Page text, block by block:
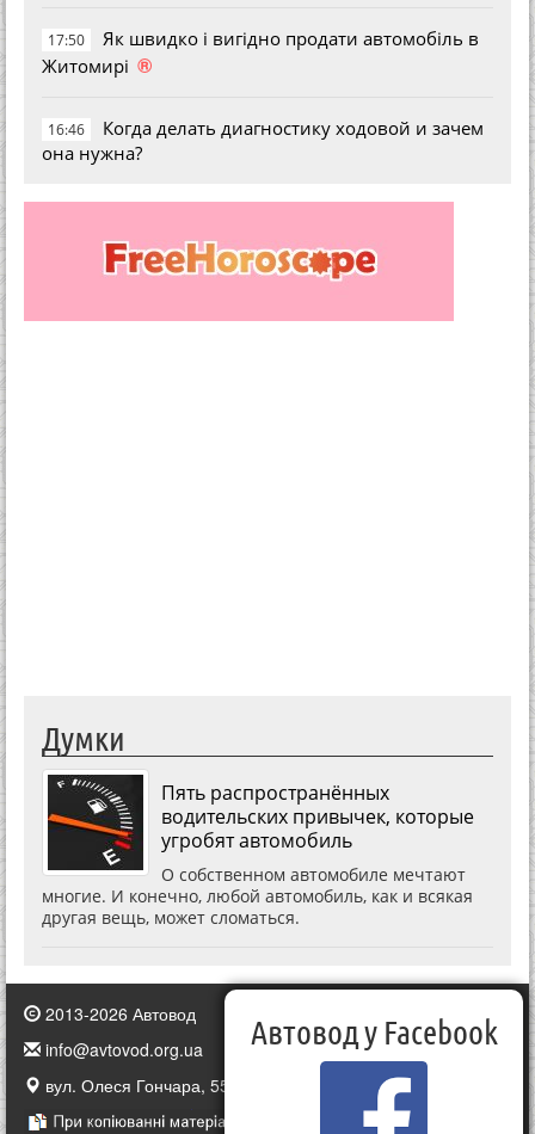
17:50
Як швидко і вигідно продати автомобіль в
Житомирі ®
16:46
Когда делать диагностику ходовой и зачем
она нужна?
Думки
Пять распространённых
водительских привычек, которые
угробят автомобиль
О собственном автомобиле мечтают
многие. И конечно, любой автомобиль, как и всякая
другая вещь, может сломаться.
2013-2026 Автовод
info@avtovod.org.ua
вул. Олеся Гончара, 55, Київ, Україна
Автовод у Facebook